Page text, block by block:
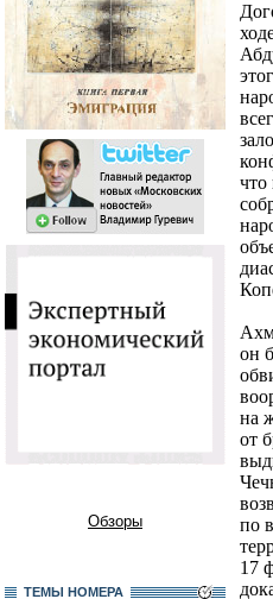
Обзоры
ТЕМЫ НОМЕРА
что
он
на
от
по
17